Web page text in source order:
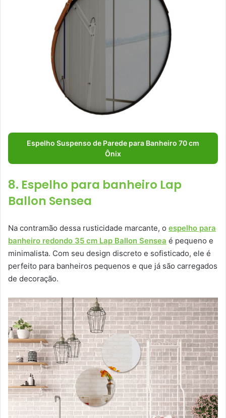
Espelho Suspenso de Parede para Banheiro 70 cm
Ônix
8. Espelho para banheiro Lap
Ballon Sensea
Na contramão dessa rusticidade marcante, o espelho para
banheiro redondo 35 cm Lap Ballon Sensea é pequeno e
minimalista. Com seu design discreto e sofisticado, ele é
perfeito para banheiros pequenos e que já são carregados
de decoração.